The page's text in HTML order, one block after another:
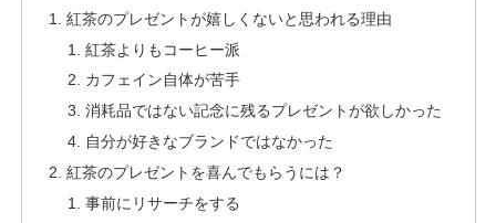
紅茶のプレゼントが嬉しくないと思われる理由
紅茶よりもコーヒー派
カフェイン自体が苦手
消耗品ではない記念に残るプレゼントが欲しかった
自分が好きなブランドではなかった
紅茶のプレゼントを喜んでもらうには？
事前にリサーチをする